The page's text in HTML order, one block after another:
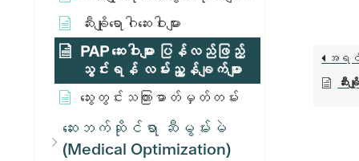
ဆီးချိုရောဂါဆေးဝါးများ
PAP ဆေးဝါးများ ပြန်လည်ဖြည့်
သွင်းရန် လမ်းညွှန်ချက်များ
သွေးတွင်းသကြားဓာတ်မှတ်တမ်း
ဆေးဘက်ဆိုင်ရာ ဆီမွမ်းမဲ
(Medical Optimization)
အရ
ဆီးခ